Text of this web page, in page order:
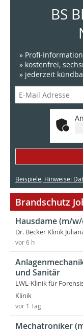
BS
» Profi-
» kostenfrei,
» jederzeit
Beispiele, Hinweise:
Brandschutz
Hausdame (m/
Dr. Becker Klinik
vor 6 h
und Sanitär
LWL-Klinik für
Klinik
vor 1 Tag
Mechatroniker